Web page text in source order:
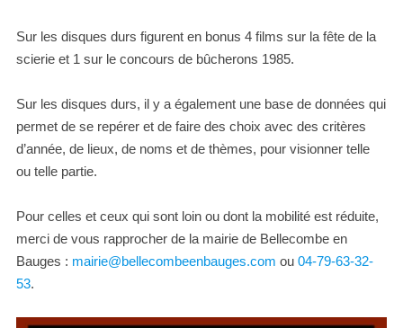
Sur les disques durs figurent en bonus 4 films sur la fête de la
scierie et 1 sur le concours de bûcherons 1985.
Sur les disques durs, il y a également une base de données qui
permet de se repérer et de faire des choix avec des critères
d’année, de lieux, de noms et de thèmes, pour visionner telle
ou telle partie.
Pour celles et ceux qui sont loin ou dont la mobilité est réduite,
merci de vous rapprocher de la mairie de Bellecombe en
Bauges : mairie@bellecombeenbauges.com ou 04-79-63-32-
53.